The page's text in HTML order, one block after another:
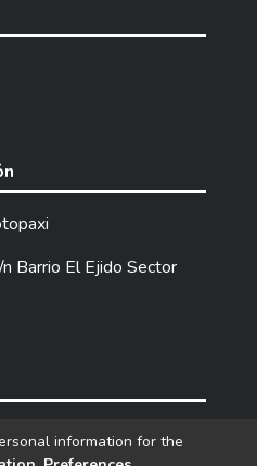
Barrio El Ejido Sector
/ 2252307 / 2252346.
information for the